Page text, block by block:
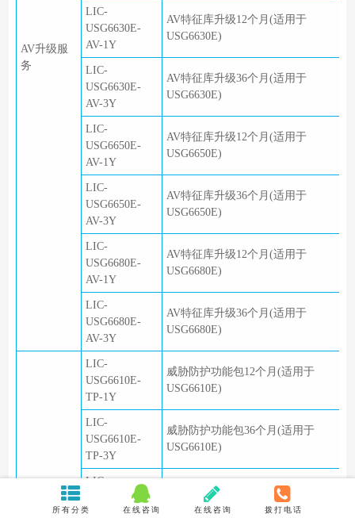
AV升级服
务
LIC-
USG6630E-
AV-1Y
AV特征库升级12个月(适用于
USG6630E)
LIC-
USG6630E-
AV-3Y
AV特征库升级36个月(适用于
USG6630E)
LIC-
USG6650E-
AV-1Y
AV特征库升级12个月(适用于
USG6650E)
LIC-
USG6650E-
AV-3Y
AV特征库升级36个月(适用于
USG6650E)
LIC-
USG6680E-
AV-1Y
AV特征库升级12个月(适用于
USG6680E)
LIC-
USG6680E-
AV-3Y
AV特征库升级36个月(适用于
USG6680E)
LIC-
USG6610E-
TP-1Y
威胁防护功能包12个月(适用于
USG6610E)
LIC-
USG6610E-
TP-3Y
威胁防护功能包36个月(适用于
USG6610E)
LIC-
USG6620E-
TP-1Y
威胁防护功能包12个月(适用于
USG6620E)
所有分类 在线咨询 在线咨询 拨打电话